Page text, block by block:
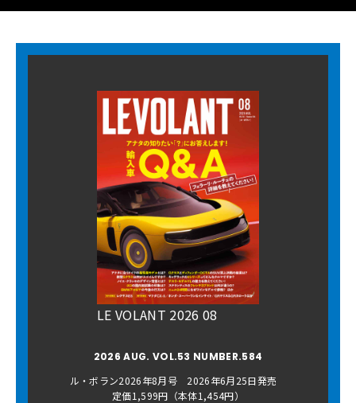
LE VOLANT 2026 08
2026 AUG. VOL.53 NUMBER.584
ル・ボラン2026年8月号 2026年6月25日発売
定価1,599円（本体1,454円）